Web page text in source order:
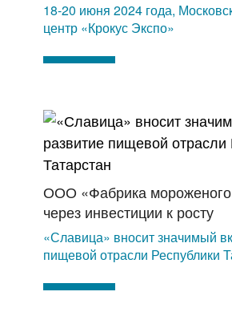
18-20 июня 2024 года,
центр «Крокус Экспо»
ООО «Фабрика
через инвестиции к росту
«Славица» вносит значимый
пищевой отрасли Республики